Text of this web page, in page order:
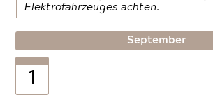
Elektrofahrzeuges achten.
September
1